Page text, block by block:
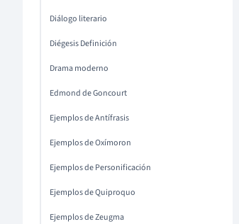
Diálogo literario
Diégesis Definición
Drama moderno
Edmond de Goncourt
Ejemplos de Antífrasis
Ejemplos de Oxímoron
Ejemplos de Personificación
Ejemplos de Quiproquo
Ejemplos de Zeugma